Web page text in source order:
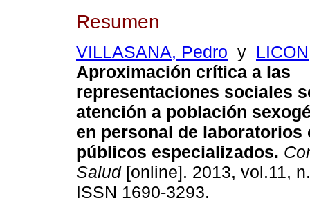
Resumen
VILLASANA, Pedro y
Aproximación crítica a las
representaciones sociales
atención a población
en personal de laboratorios
públicos especializados.
Salud[online]. 2013, vol.11,
ISSN 1690-3293.